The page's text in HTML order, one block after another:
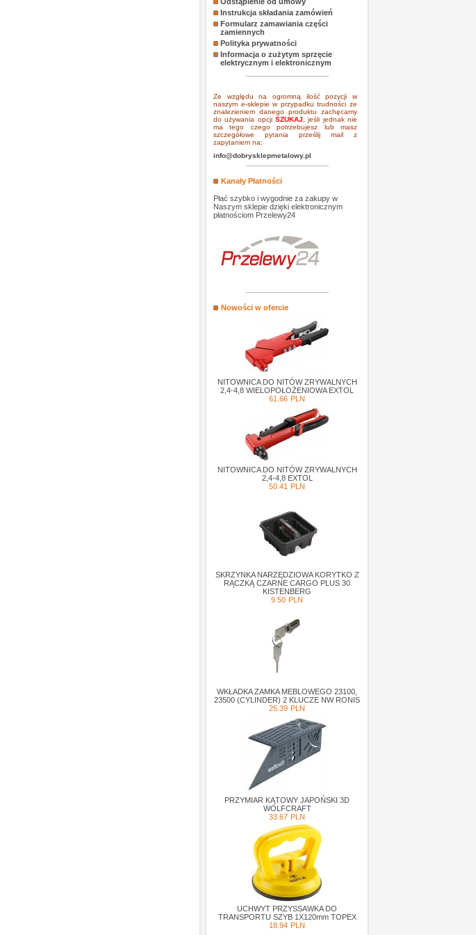
Instrukcja składania zamówień
Formularz zamawiania części
zamiennych
Polityka prywatności
Informacja o zużytym sprzęcie
elektrycznym i elektronicznym
Ze względu na ogromną ilość pozycji w
naszym e-sklepie w przypadku trudności ze
znalezieniem danego produktu zachęcamy
do używania opcjiSZUKAJ ,jeśli jednak nie
ma tego czego potrzebujesz lub masz
szczegółowe pytania prześlij mail z
zapytaniem na:
info@dobrysklepmetalowy.pl
Kanały Płatności
Płać szybko i wygodnie za zakupy w
Naszym sklepie dzięki elektronicznym
płatnościom Przelewy24
Nowości w ofercie
NITOWNICA DO NITÓW ZRYWALNYCH
2,4-4,8 WIELOPOŁOŻENIOWA EXTOL
61.66 PLN
NITOWNICA DO NITÓW ZRYWALNYCH
2,4-4,8 EXTOL
50.41 PLN
SKRZYNKA NARZĘDZIOWA KORYTKO Z
RĄCZKĄ CZARNE CARGO PLUS 30
KISTENBERG
9.50 PLN
WKŁADKA ZAMKA MEBLOWEGO 23100,
23500 (CYLINDER) 2 KLUCZE NW RONIS
25.39 PLN
PRZYMIAR KĄTOWY JAPOŃSKI 3D
WOLFCRAFT
33.67 PLN
UCHWYT PRZYSSAWKA DO
TRANSPORTU SZYB 1X120mm TOPEX
18.94 PLN